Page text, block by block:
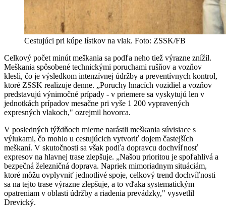
Cestujúci pri kúpe lístkov na vlak. Foto: ZSSK/FB
Celkový počet minút meškania sa podľa neho tiež výrazne znížil.
Meškania spôsobené technickými poruchami rušňov a vozňov
klesli, čo je výsledkom intenzívnej údržby a preventívnych kontrol,
ktoré ZSSK realizuje denne. „Poruchy hnacích vozidiel a vozňov
predstavujú výnimočné prípady - v priemere sa vyskytujú len v
jednotkách prípadov mesačne pri vyše 1 200 vypravených
expresných vlakoch," ozrejmil hovorca.
V posledných týždňoch mierne narástli meškania súvisiace s
výlukami, čo mohlo u cestujúcich vytvoriť dojem častejších
meškaní. V skutočnosti sa však podľa dopravcu dochvíľnosť
expresov na hlavnej trase zlepšuje. „Našou prioritou je spoľahlivá a
bezpečná železničná doprava. Napriek mimoriadnym situáciám,
ktoré môžu ovplyvniť jednotlivé spoje, celkový trend dochvíľnosti
sa na tejto trase výrazne zlepšuje, a to vďaka systematickým
opatreniam v oblasti údržby a riadenia prevádzky," vysvetlil
Drevický.